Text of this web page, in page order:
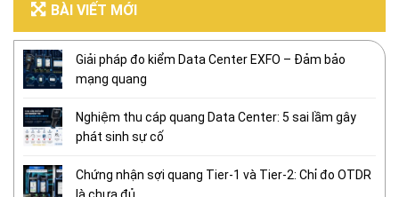
BÀI VIẾT MỚI
Giải pháp đo kiểm Data Center EXFO – Đảm bảo
mạng quang
Nghiệm thu cáp quang Data Center: 5 sai lầm gây
phát sinh sự cố
Chứng nhận sợi quang Tier-1 và Tier-2: Chỉ đo OTDR